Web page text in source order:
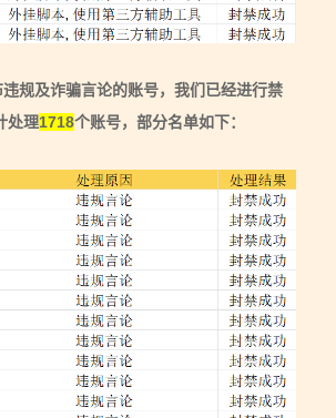
规及诈骗言论的账号，我们已经进行禁
处理1718个账号，部分名单如下：